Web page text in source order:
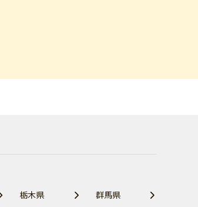
栃木県
群馬県